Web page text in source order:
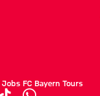
Jobs FC Bayern Tours